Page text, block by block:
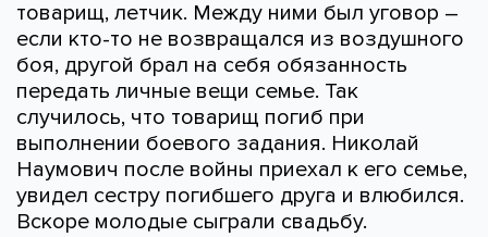
товарищ, летчик. Между ними был уговор –
если кто-то не возвращался из воздушного
боя, другой брал на себя обязанность
передать личные вещи семье. Так
случилось, что товарищ погиб при
выполнении боевого задания. Николай
Наумович после войны приехал к его семье,
увидел сестру погибшего друга и влюбился.
Вскоре молодые сыграли свадьбу.